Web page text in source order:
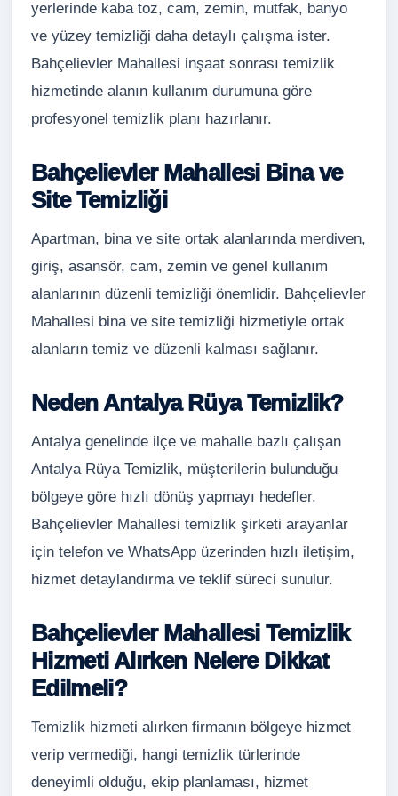
yerlerinde kaba toz, cam, zemin, mutfak, banyo
ve yüzey temizliği daha detaylı çalışma ister.
Bahçelievler Mahallesi inşaat sonrası temizlik
hizmetinde alanın kullanım durumuna göre
profesyonel temizlik planı hazırlanır.
Bahçelievler Mahallesi Bina ve
Site Temizliği
Apartman, bina ve site ortak alanlarında merdiven,
giriş, asansör, cam, zemin ve genel kullanım
alanlarının düzenli temizliği önemlidir. Bahçelievler
Mahallesi bina ve site temizliği hizmetiyle ortak
alanların temiz ve düzenli kalması sağlanır.
Neden Antalya Rüya Temizlik?
Antalya genelinde ilçe ve mahalle bazlı çalışan
Antalya Rüya Temizlik, müşterilerin bulunduğu
bölgeye göre hızlı dönüş yapmayı hedefler.
Bahçelievler Mahallesi temizlik şirketi arayanlar
için telefon ve WhatsApp üzerinden hızlı iletişim,
hizmet detaylandırma ve teklif süreci sunulur.
Bahçelievler Mahallesi Temizlik
Hizmeti Alırken Nelere Dikkat
Edilmeli?
Temizlik hizmeti alırken firmanın bölgeye hizmet
verip vermediği, hangi temizlik türlerinde
deneyimli olduğu, ekip planlaması, hizmet